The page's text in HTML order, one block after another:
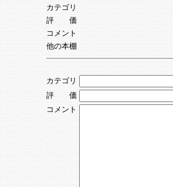
カテゴリ
評 価
コメント
他の本棚
カテゴリ
評 価
コメント